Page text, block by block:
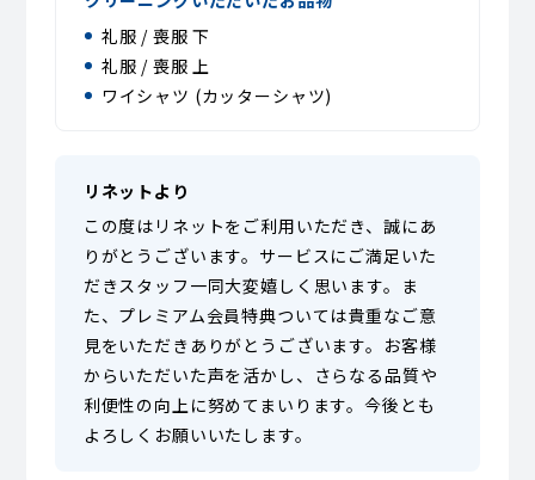
礼服 / 喪服 下
礼服 / 喪服 上
ワイシャツ (カッターシャツ)
リネットより
この度はリネットをご利用いただき、誠にあ
りがとうございます。サービスにご満足いた
だきスタッフ一同大変嬉しく思います。ま
た、プレミアム会員特典ついては貴重なご意
見をいただきありがとうございます。お客様
からいただいた声を活かし、さらなる品質や
利便性の向上に努めてまいります。今後とも
よろしくお願いいたします。